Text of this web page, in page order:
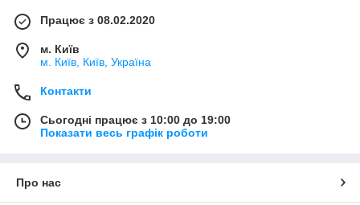
Працює з 08.02.2020
м. Київ
м. Київ, Київ, Україна
Контакти
Сьогодні працює з 10:00 до 19:00
Показати весь графік роботи
Про нас